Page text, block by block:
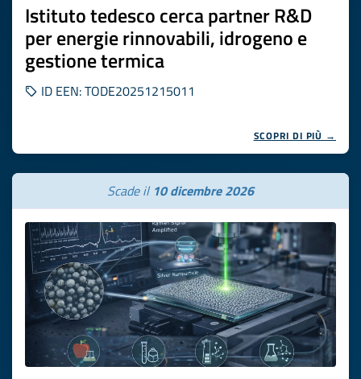
Istituto tedesco cerca partner R&D
per energie rinnovabili, idrogeno e
gestione termica
ID EEN: TODE20251215011
SCOPRI DI PIÙ →
Scade il 10 dicembre 2026